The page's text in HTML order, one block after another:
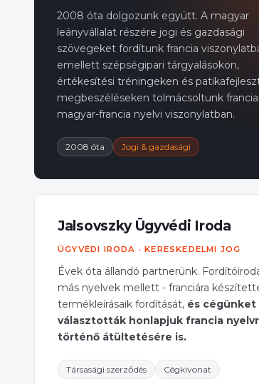
2008 óta dolgozunk együtt. A magyar
leányvállalat részére jogi és gazdasági
szövegeket fordítunk francia
emellett szépségipari tárgyalásokon,
értékesítési tréningeken és
megbeszéléseken tolmácsoltunk
magyar-francia nyelvi viszonylatban.
2008 óta Jogi & gazdasági
Jalsovszky Ügyvédi Iroda
ÜGYVÉDI IRODA · KERESKEDELMI JOG
Évek óta állandó partnerünk.
más nyelvek mellett - franciára
termékleírásaik fordítását, és cégünket
választották honlapjuk francia
történő átültetésére is.
Társasági szerződés Cégkivonat